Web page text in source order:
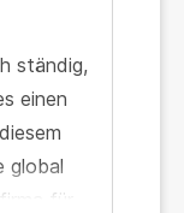
ständig,
einen
global
für